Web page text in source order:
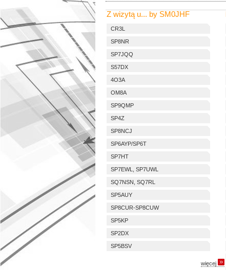
Z wizytą u... by SM0JHF
CR3L
SP8NR
SP7JQQ
S57DX
4O3A
OM8A
SP9QMP
SP4Z
SP8NCJ
SP6AYP/SP6T
SP7HT
SP7EWL, SP7UWL
SQ7NSN, SQ7RL
SP5AUY
SP8CUR-SP8CUW
SP5KP
SP2DX
SP5BSV
więcej